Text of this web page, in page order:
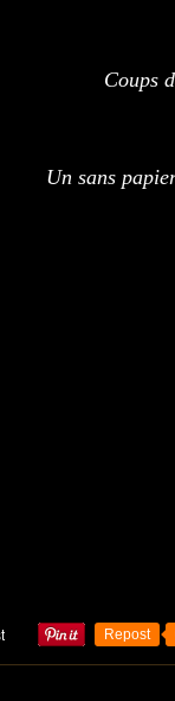
Coups
Un sans
Repost